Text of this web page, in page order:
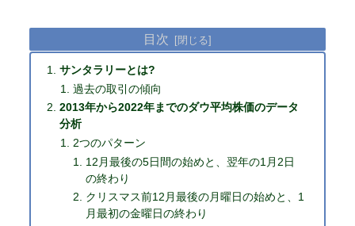
目次
サンタラリーとは?
過去の取引の傾向
2013年から2022年までのダウ平均株価のデータ
分析
2つのパターン
12月最後の5日間の始めと、翌年の1月2日
の終わり
クリスマス前12月最後の月曜日の始めと、1
月最初の金曜日の終わり